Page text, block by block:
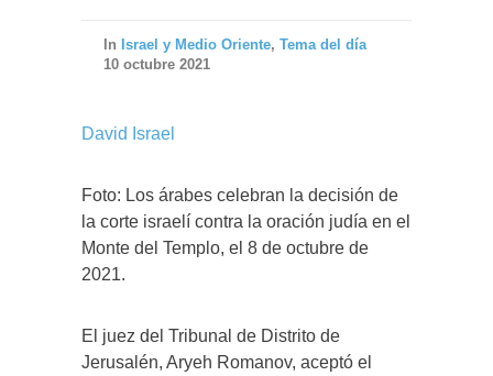
In Israel y Medio Oriente, Tema del día
10 octubre 2021
David Israel
Foto: Los árabes celebran la decisión de
la corte israelí contra la oración judía en el
Monte del Templo, el 8 de octubre de
2021.
El juez del Tribunal de Distrito de
Jerusalén, Aryeh Romanov, aceptó el